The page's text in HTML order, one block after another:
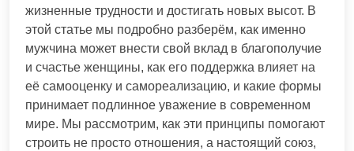
жизненные трудности и достигать новых высот. В
этой статье мы подробно разберём, как именно
мужчина может внести свой вклад в благополучие
и счастье женщины, как его поддержка влияет на
её самооценку и самореализацию, и какие формы
принимает подлинное уважение в современном
мире. Мы рассмотрим, как эти принципы помогают
строить не просто отношения, а настоящий союз,